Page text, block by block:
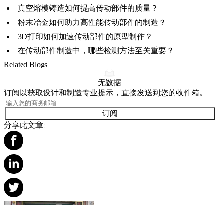
真空熔模铸造如何提高传动部件的质量？
粉末冶金如何助力高性能传动部件的制造？
3D打印如何加速传动部件的原型制作？
在传动部件制造中，哪些检测方法至关重要？
Related Blogs
无数据
订阅以获取设计和制造专业提示，直接发送到您的收件箱。
订阅
分享此文章: